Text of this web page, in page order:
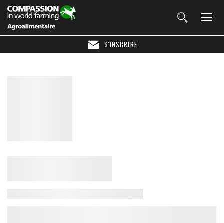
S'INSCRIRE